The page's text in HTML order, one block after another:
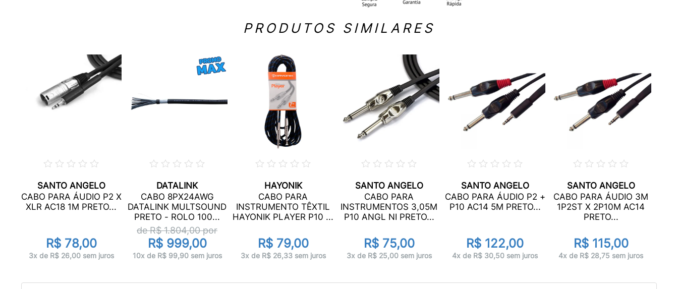
PRODUTOS SIMILARES
SANTO ANGELO
CABO PARA ÁUDIO P2 X
XLR AC18 1M PRETO...
R$ 78,00
3x de R$ 26,00 sem juros
DATALINK
CABO 8PX24AWG
DATALINK MULTSOUND
PRETO - ROLO 100...
de R$1.804,00por
R$ 999,00
10x de R$ 99,90 sem juros
HAYONIK
CABO PARA
INSTRUMENTO TÊXTIL
HAYONIK PLAYER P10 ...
R$ 79,00
3x de R$ 26,33 sem juros
SANTO ANGELO
CABO PARA
INSTRUMENTOS 3,05M
P10 ANGL NI PRETO...
R$ 75,00
3x de R$ 25,00 sem juros
SANTO ANGELO
CABO PARA ÁUDIO P2 +
P10 AC14 5M PRETO...
R$ 122,00
4x de R$ 30,50 sem juros
SANTO ANGELO
CABO PARA ÁUDIO 3M
1P2ST X 2P10M AC14
PRETO...
R$ 115,00
4x de R$ 28,75 sem juros